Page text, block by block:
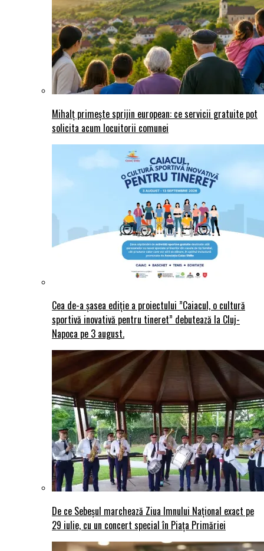
Mihalț primește sprijin european: ce servicii gratuite pot
solicita acum locuitorii comunei
Cea de-a șasea ediție a proiectului ”Caiacul, o cultură
sportivă inovativă pentru tineret” debutează la Cluj-
Napoca pe 3 august.
De ce Sebeșul marchează Ziua Imnului Național exact pe
29 iulie, cu un concert special în Piața Primăriei